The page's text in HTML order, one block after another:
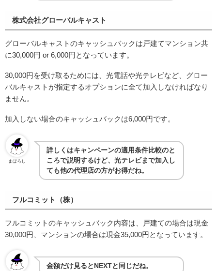
株式会社グローバルキャスト
グローバルキャストのキャッシュバックは戸建てマンション共
に30,000円 or 6,000円となっています。
30,000円を受け取るためには、光電話や光テレビなど、グロー
バルキャストが指定するオプションに全て加入しなければなり
ません。
加入しない場合のキャッシュバックは6,000円です。
まぼろし
詳しくはキャンペーンの適用条件比較のと
ころで説明するけど、光テレビまで加入し
ても他の代理店の方がお得だね。
フルコミット（株）
フルコミットのキャッシュバック内容は、戸建ての場合は現金
30,000円、マンションの場合は現金35,000円となっています。
金額だけ見るとNEXTと同じだね。